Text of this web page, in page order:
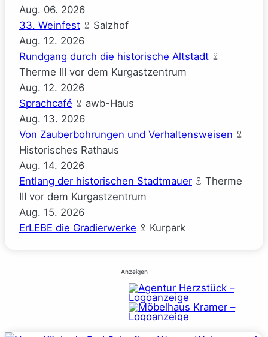
Aug. 06. 2026
33. Weinfest
Salzhof
Aug. 12. 2026
Rundgang durch die historische Altstadt
Therme III vor dem Kurgastzentrum
Aug. 12. 2026
Sprachcafé
awb-Haus
Aug. 13. 2026
Von Zauberbohrungen und Verhaltensweisen
Historisches Rathaus
Aug. 14. 2026
Entlang der historischen Stadtmauer
Therme
III vor dem Kurgastzentrum
Aug. 15. 2026
ErLEBE die Gradierwerke
Kurpark
Anzeigen